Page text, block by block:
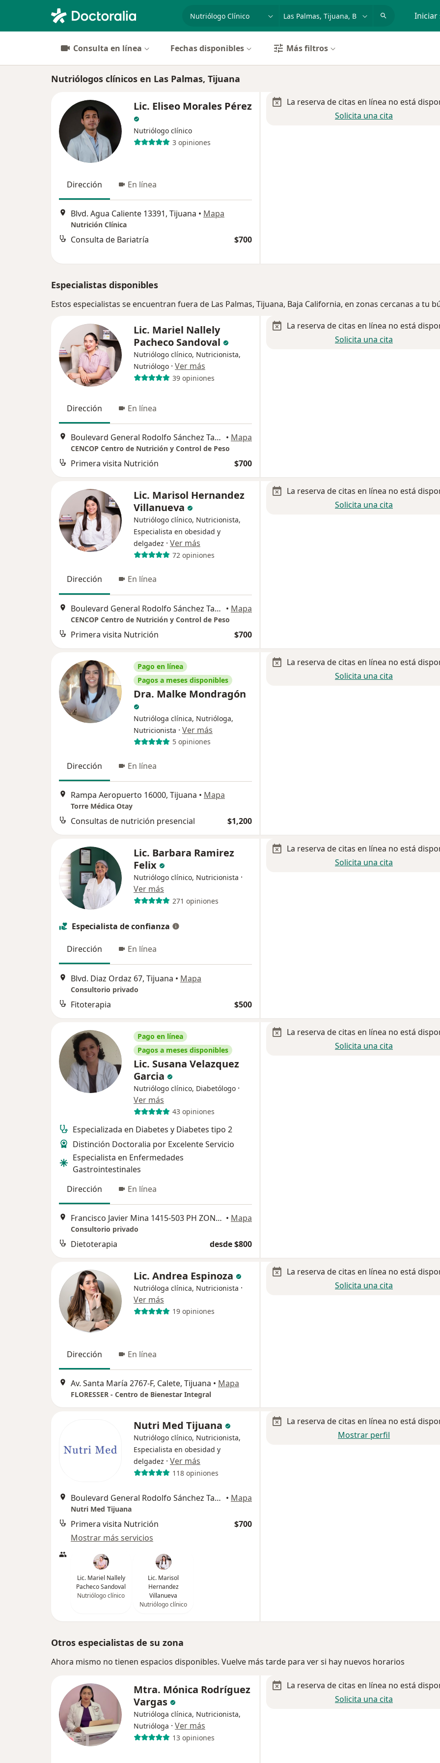
especialidad, enfermedad o nombre Iniciar
Consulta en línea Fechas disponibles Más filtros
Nutriólogos clínicos en Las Palmas, Tijuana
Lic. Eliseo Morales Pérez
Nutriólogo clínico
3 opiniones
Dirección En línea
Blvd. Agua Caliente 13391, Tijuana • Mapa
Nutrición Clínica
Consulta de Bariatría $700
La reserva de citas en línea no está
Solicita una cita
Especialistas disponibles
Estos especialistas se encuentran fuera de Las Palmas, Tijuana, Baja California, en zonas cercanas a tu
Lic. Mariel Nallely
Pacheco Sandoval
Nutriólogo clínico, Nutricionista,
Nutriólogo · Ver más
39 opiniones
Dirección En línea
Boulevard General Rodolfo Sánchez Taboada 10102, Tijuana • Mapa
CENCOP Centro de Nutrición y Control de Peso
Primera visita Nutrición $700
La reserva de citas en línea no está
Solicita una cita
Lic. Marisol Hernandez
Villanueva
Nutriólogo clínico, Nutricionista,
Especialista en obesidad y
delgadez · Ver más
72 opiniones
Dirección En línea
Boulevard General Rodolfo Sánchez Taboada 10102, Tijuana • Mapa
CENCOP Centro de Nutrición y Control de Peso
Primera visita Nutrición $700
La reserva de citas en línea no está
Solicita una cita
Pago en línea
Pagos a meses disponibles
Dra. Malke Mondragón
Nutrióloga clínica, Nutrióloga,
Nutricionista · Ver más
5 opiniones
Dirección En línea
Rampa Aeropuerto 16000, Tijuana • Mapa
Torre Médica Otay
Consultas de nutrición presencial $1,200
La reserva de citas en línea no está
Solicita una cita
Lic. Barbara Ramirez
Felix
Nutriólogo clínico, Nutricionista ·
Ver más
271 opiniones
Especialista de confianza
Dirección En línea
Blvd. Diaz Ordaz 67, Tijuana • Mapa
Consultorio privado
Fitoterapia $500
La reserva de citas en línea no está
Solicita una cita
Pago en línea
Pagos a meses disponibles
Lic. Susana Velazquez
Garcia
Nutriólogo clínico, Diabetólogo ·
Ver más
43 opiniones
Especializada en Diabetes y Diabetes tipo 2
Distinción Doctoralia por Excelente Servicio
Especialista en Enfermedades
Gastrointestinales
Dirección
En línea
Francisco Javier Mina 1415-503 PH ZONA RIO, Tijuana • Mapa
Consultorio privado
Dietoterapia desde $800
La reserva de citas en línea no está
Solicita una cita
Lic. Andrea Espinoza
Nutrióloga clínica, Nutricionista ·
Ver más
19 opiniones
Dirección En línea
Av. Santa María 2767-F, Calete, Tijuana • Mapa
FLORESSER - Centro de Bienestar Integral
La reserva de citas en línea no está
Solicita una cita
Nutri Med Tijuana
Nutriólogo clínico, Nutricionista,
Especialista en obesidad y
delgadez · Ver más
118 opiniones
Boulevard General Rodolfo Sánchez Taboada 10102, Tijuana • Mapa
Nutri Med Tijuana
Primera visita Nutrición
$700
Mostrar más servicios
Lic. Mariel Nallely
Pacheco Sandoval
Nutriólogo clínico
Lic. Marisol
Hernandez
Villanueva
Nutriólogo clínico
La reserva de citas en línea no está
Mostrar perfil
Otros especialistas de su zona
Ahora mismo no tienen espacios disponibles. Vuelve más tarde para ver si hay nuevos horarios
Mtra. Mónica Rodríguez
Vargas
Nutrióloga clínica, Nutricionista,
Nutrióloga · Ver más
13 opiniones
La reserva de citas en línea no está
Solicita una cita